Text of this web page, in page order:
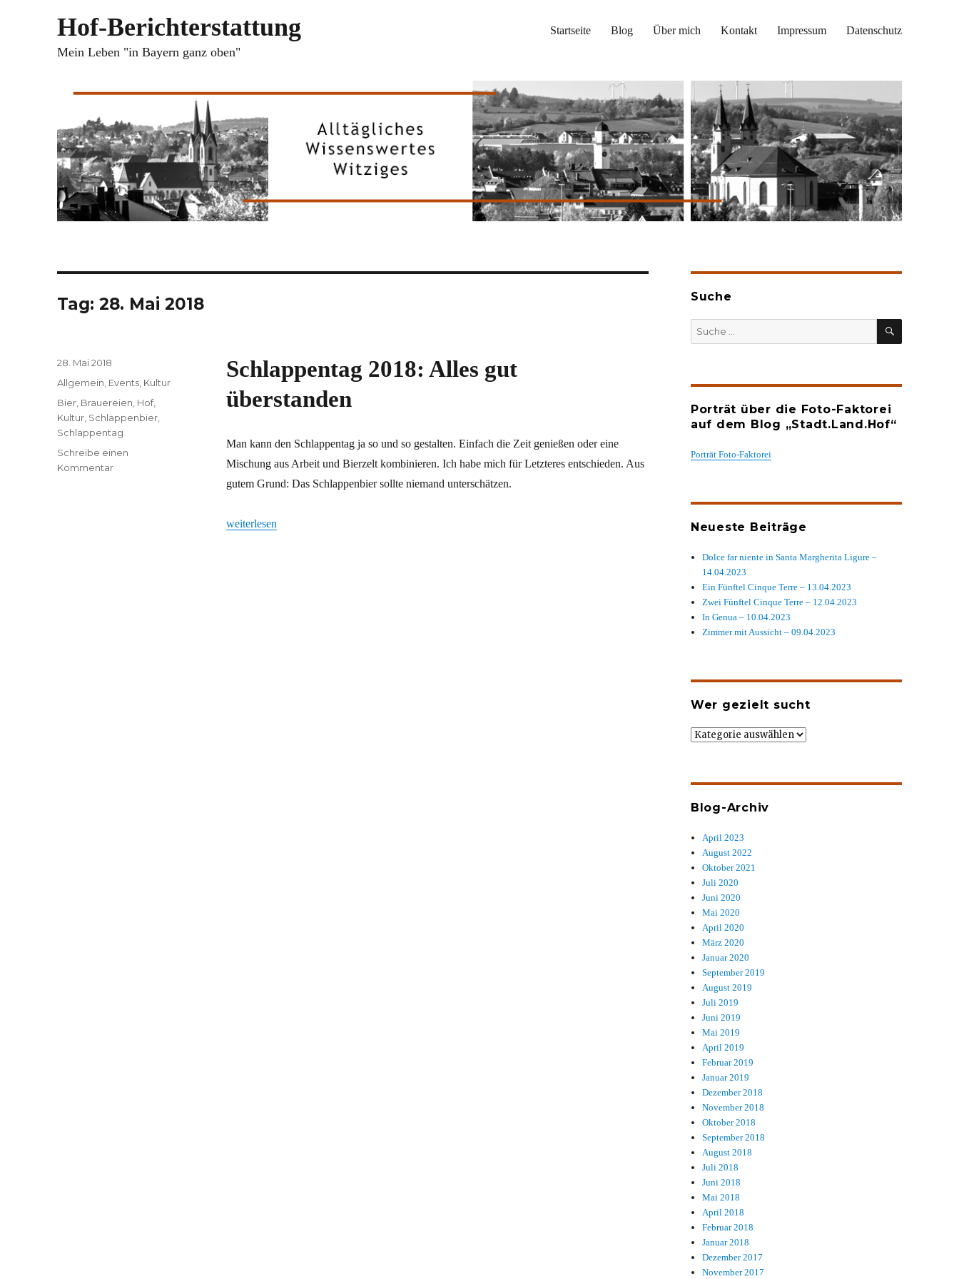
Hof-Berichterstattung
Mein Leben "in Bayern ganz oben"
Startseite Blog Über mich Kontakt Impressum Datenschutz
Tag:28. Mai 2018
Schlappentag 2018: Alles gut
überstanden
Man kann den Schlappentag ja so und so gestalten. Einfach die Zeit genießen oder eine
Mischung aus Arbeit und Bierzelt kombinieren. Ich habe mich für Letzteres entschieden. Aus
gutem Grund: Das Schlappenbier sollte niemand unterschätzen.
„Schlappentag 2018: Alles gut überstanden“
weiterlesen
Veröffentlicht
am
28. Mai 2018
Kategorien
Allgemein Events Kultur
Schlagwörter
Bier Brauereien Hof,
Kultur Schlappenbier
Schlappentag
Schreibe einen
Kommentarzu
Suche
SUCHEN
Porträt über die Foto-Faktorei
auf dem Blog „Stadt.Land.Hof“
Porträt Foto-Faktorei
Neueste Beiträge
Dolce far niente in Santa Margherita Ligure –
14.04.2023
Ein Fünftel Cinque Terre – 13.04.2023
Zwei Fünftel Cinque Terre – 12.04.2023
In Genua – 10.04.2023
Zimmer mit Aussicht – 09.04.2023
Wer gezielt sucht
Wer
Blog-Archiv
April 2023
August 2022
Oktober 2021
Juli 2020
Juni 2020
Mai 2020
April 2020
März 2020
Januar 2020
September 2019
August 2019
Juli 2019
Juni 2019
Mai 2019
April 2019
Februar 2019
Januar 2019
Dezember 2018
November 2018
Oktober 2018
September 2018
August 2018
Juli 2018
Juni 2018
Mai 2018
April 2018
Februar 2018
Januar 2018
Dezember 2017
November 2017